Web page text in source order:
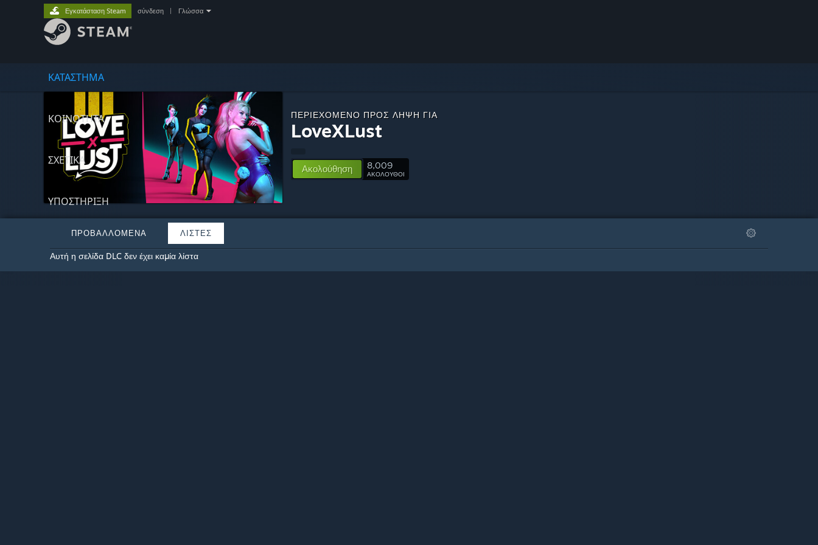
ΚΑΤΑΣΤΗΜΑ
ΚΟΙΝΟΤΗΤΑ
ΣΧΕΤΙΚΆ
ΥΠΟΣΤΗΡΙΞΗ
Εγκατάσταση Steam σύνδεση Γλώσσα
ΠΕΡΙΕΧΌΜΕΝΟ ΠΡΟΣ ΛΉΨΗ ΓΙΑ
LoveXLust
Ακολούθηση 8,009
ΑΚΟΛΟΥΘΟΙ
ΠΡΟΒΑΛΛΌΜΕΝΑ ΛΊΣΤΕΣ
Αυτή η σελίδα DLC δεν έχει καμία λίστα